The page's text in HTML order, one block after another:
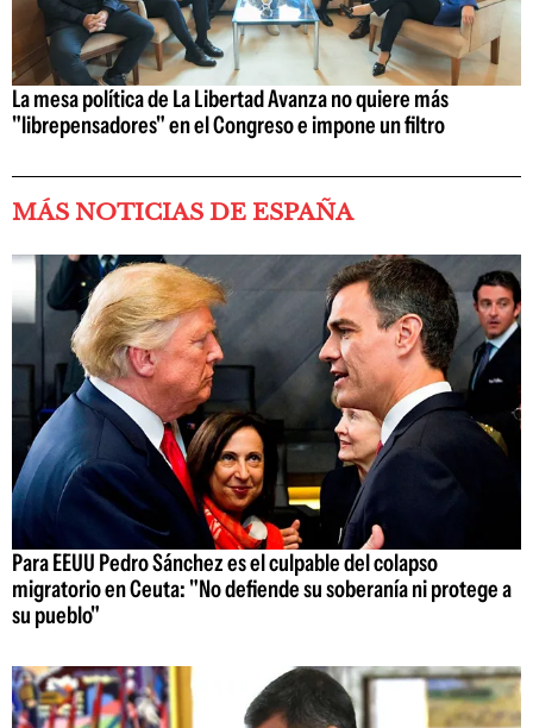
La mesa política de La Libertad Avanza no quiere más
"librepensadores" en el Congreso e impone un filtro
MÁS NOTICIAS DE ESPAÑA
Para EEUU Pedro Sánchez es el culpable del colapso
migratorio en Ceuta: "No defiende su soberanía ni protege a
su pueblo"